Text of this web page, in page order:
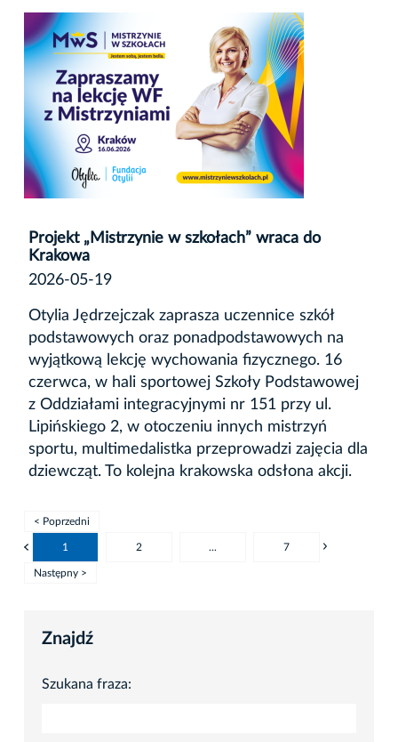
Projekt „Mistrzynie w szkołach” wraca do
Krakowa
2026-05-19
Otylia Jędrzejczak zaprasza uczennice szkół
podstawowych oraz ponadpodstawowych na
wyjątkową lekcję wychowania fizycznego. 16
czerwca, w hali sportowej Szkoły Podstawowej
z Oddziałami integracyjnymi nr 151 przy ul.
Lipińskiego 2, w otoczeniu innych mistrzyń
sportu, multimedalistka przeprowadzi zajęcia dla
dziewcząt. To kolejna krakowska odsłona akcji.
< Poprzedni
1 2 ... 7
Następny >
Znajdź
Szukana fraza: